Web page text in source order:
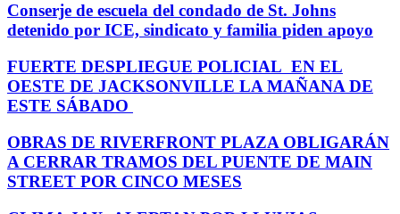
Conserje de escuela del condado de St. Johns
detenido por ICE, sindicato y familia piden apoyo
FUERTE DESPLIEGUE POLICIAL EN EL
OESTE DE JACKSONVILLE LA MAÑANA DE
ESTE SÁBADO
OBRAS DE RIVERFRONT PLAZA OBLIGARÁN
A CERRAR TRAMOS DEL PUENTE DE MAIN
STREET POR CINCO MESES